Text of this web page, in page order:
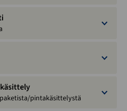
pintakäsittelystä